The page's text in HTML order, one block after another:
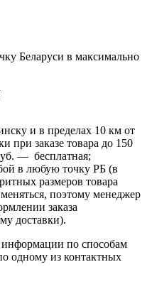
Беларуси в максимально
и в пределах 10 км от
при заказе товара до 150
— бесплатная;
в любую точку РБ (в
размеров товара
поэтому менеджер
заказа
доставки).
по способам
одному из контактных